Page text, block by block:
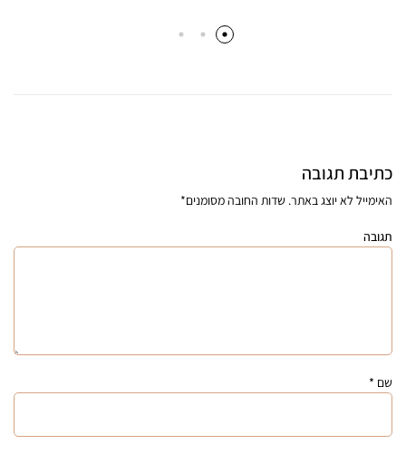
כתיבת תגובה
האימייל לא יוצג באתר. שדות החובה מסומנים*
תגובה
שם *